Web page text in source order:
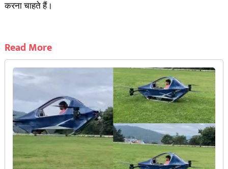
करना चाहते हैं।
Read More